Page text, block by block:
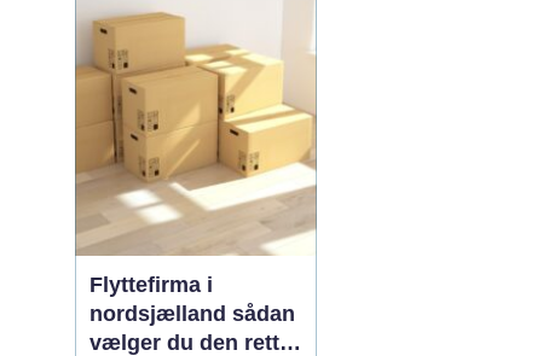
installatører en central
rolle i hverdagen, selv
om vi sjældent tænker
over det. Gennemgang
af varmea...
Flyttefirma i
nordsjælland sådan
vælger du den rette